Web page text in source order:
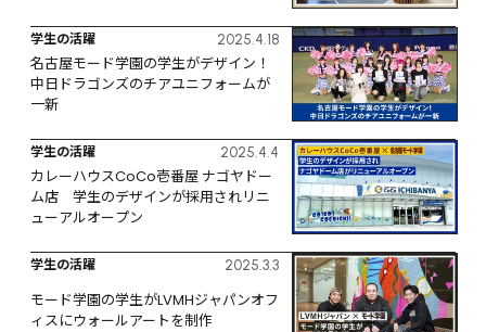
学生の活躍 2025.4.18
名古屋モード学園の学生がデザイン！
中日ドラゴンズのチアユニフォームが
一新
学生の活躍 2025.4.4
カレーハウスCoCo壱番屋 ナゴヤドー
ム店　学生のデザインが採用されリニ
ューアルオープン
学生の活躍 2025.3.3
モード学園の学生がLVMHジャパンオフ
ィスにウォールアートを制作